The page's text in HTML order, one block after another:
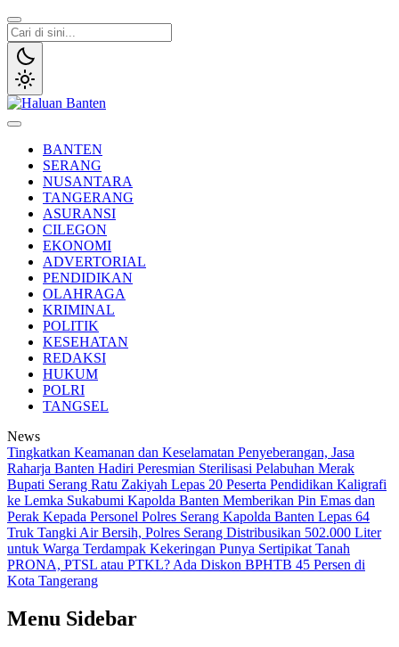
Lewati
ke
konten
BANTEN
SERANG
NUSANTARA
TANGERANG
ASURANSI
CILEGON
EKONOMI
ADVERTORIAL
PENDIDIKAN
OLAHRAGA
KRIMINAL
POLITIK
KESEHATAN
REDAKSI
HUKUM
POLRI
TANGSEL
News
Tingkatkan Keamanan dan Keselamatan Penyeberangan, Jasa
Raharja Banten Hadiri Peresmian Sterilisasi Pelabuhan Merak
Bupati Serang Ratu Zakiyah Lepas 20 Peserta Pendidikan Kaligrafi
ke Lemka Sukabumi Kapolda Banten Memberikan Pin Emas dan
Perak Kepada Personel Polres Serang Kapolda Banten Lepas 64
Truk Tangki Air Bersih, Polres Serang Distribusikan 502.000 Liter
untuk Warga Terdampak Kekeringan Punya Sertipikat Tanah
PRONA, PTSL atau PTKL? Ada Diskon BPHTB 45 Persen di
Kota Tangerang
Menu Sidebar